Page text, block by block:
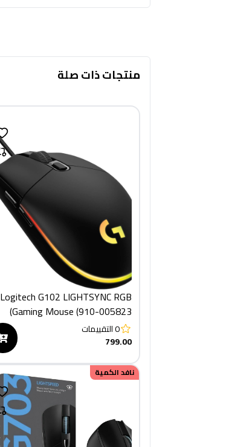
منتجات ذات صلة
Logitech G102 LIGHTSYNC RGB
Gaming Mouse (910-005823)
0التقييمات
799.00
نافد الكمية